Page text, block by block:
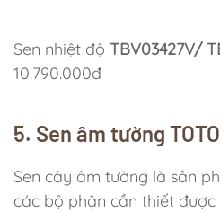
Sen nhiệt độ TBV03427V/
10.790.000đ
5. Sen âm tường TOTO
Sen cây âm tường là sản
các bộ phận cần thiết